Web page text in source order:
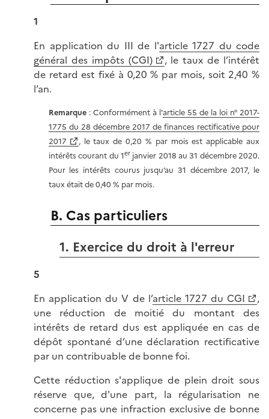
1
En application du III de l'article 1727 du code
général des impôts (CGI)
, le taux de l’intérêt
de retard est fixé à 0,20 % par mois, soit 2,40 %
l’an.
Remarque: Conformément à l'article 55 de la loi n° 2017-
1775 du 28 décembre 2017 de finances rectificative pour
2017
, le taux de 0,20 % par mois est applicable aux
intérêts courant du 1erjanvier 2018 au 31 décembre 2020.
Pour les intérêts courus jusqu’au 31 décembre 2017, le
taux était de 0,40 % par mois.
B. Cas particuliers
1. Exercice du droit à l'erreur
5
En application du V de l’article 1727 du CGI
,
une réduction de moitié du montant des
intérêts de retard dus est appliquée en cas de
dépôt spontané d’une déclaration rectificative
par un contribuable de bonne foi.
Cette réduction s'applique de plein droit sous
réserve que, d'une part, la régularisation ne
concerne pas une infraction exclusive de bonne